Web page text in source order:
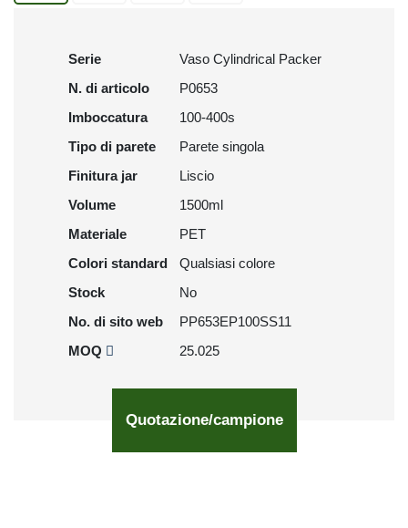
Serie
Vaso Cylindrical Packer
N. di articolo
P0653
Imboccatura
100-400s
Tipo di parete
Parete singola
Finitura jar
Liscio
Volume
1500ml
Materiale
PET
Colori standard
Qualsiasi colore
Stock
No
No. di sito web
PP653EP100SS11
MOQ
25.025
Quotazione/campione